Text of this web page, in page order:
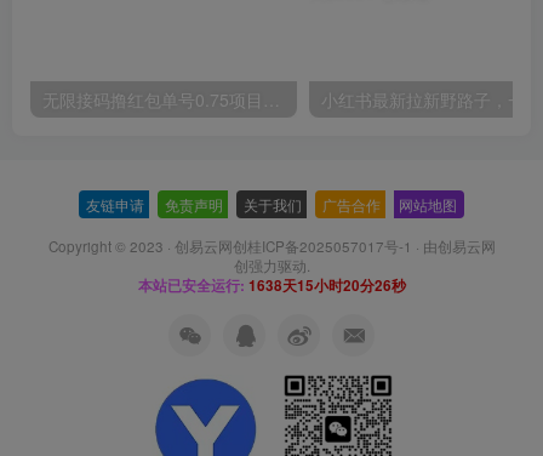
无限接码撸红包单号0.75项目无偿分享给你【揭秘】
友链申请 免责声明 关于我们 广告合作 网站地图
Copyright © 2023 · 创易云网创桂ICP备2025057017号-1 · 由创易云网
创强力驱动.
本站已安全运行: 1638天15小时20分27秒